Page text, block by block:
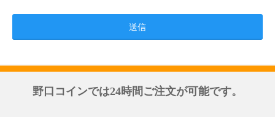
野口コインでは24時間ご注文が可能です。